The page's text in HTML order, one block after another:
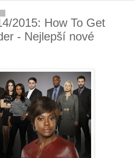
2015: How To Get
- Nejlepší nové